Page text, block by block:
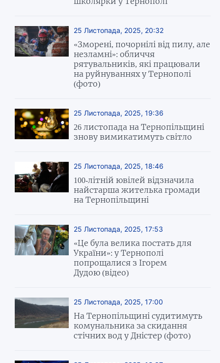
25 Листопада, 2025, 20:32
«Зморені, почорнілі від пилу, але
незламні»: обличчя
рятувальників, які працювали
на руйнуваннях у Тернополі
(фото)
25 Листопада, 2025, 19:36
26 листопада на Тернопільщині
знову вимикатимуть світло
25 Листопада, 2025, 18:46
100-літній ювілей відзначила
найстарша жителька громади
на Тернопільщині
25 Листопада, 2025, 17:53
«Це була велика постать для
України»: у Тернополі
попрощалися з Ігорем
Дудою (відео)
25 Листопада, 2025, 17:00
На Тернопільщині судитимуть
комунальника за скидання
стічних вод у Дністер (фото)